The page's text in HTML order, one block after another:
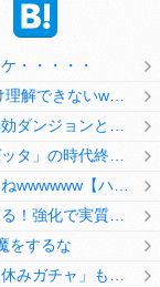
・・・・・
をするな